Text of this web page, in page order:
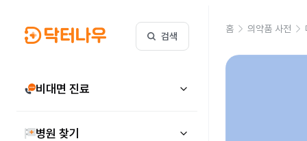
검색
비대면 진료
병원 찾기
홈 의약품 사전